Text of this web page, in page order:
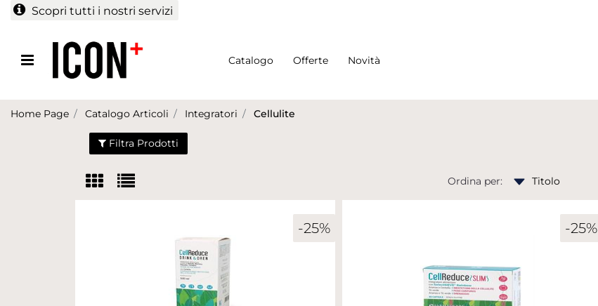
Scopri tutti i nostri servizi
Open menu Catalogo Offerte Novità
Home Page Catalogo Articoli Integratori Cellulite
Filtra Prodotti
Ordina per:
-25% -25%